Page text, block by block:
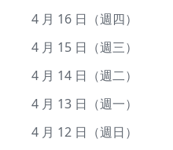
12 月 9 日（週三）
12 月 8 日（週二）
12 月 7 日（週一）
12 月 6 日（週日）
12 月 5 日（週六）
11 月 9 日（週一）
11 月 8 日（週日）
11 月 7 日（週六）
11 月 6 日（週五）
11 月 5 日（週四）
10 月 11 日（週日）
10 月 10 日（週六）
10 月 9 日（週五）
10 月 8 日（週四）
10 月 7 日（週三）
9 月 11 日（週五）
9 月 10 日（週四）
9 月 9 日（週三）
9 月 8 日（週二）
9 月 7 日（週一）
8 月 13 日（週四）
8 月 12 日（週三）
8 月 11 日（週二）
8 月 10 日（週一）
8 月 9 日（週日）
7 月 14 日（週二）
7 月 13 日（週一）
7 月 12 日（週日）
7 月 11 日（週六）
7 月 10 日（週五）
6 月 14 日（週日）
6 月 13 日（週六）
6 月 12 日（週五）
6 月 11 日（週四）
6 月 10 日（週三）
5 月 16 日（週六）
5 月 15 日（週五）
5 月 14 日（週四）
5 月 13 日（週三）
5 月 12 日（週二）
4 月 16 日（週四）
4 月 15 日（週三）
4 月 14 日（週二）
4 月 13 日（週一）
4 月 12 日（週日）